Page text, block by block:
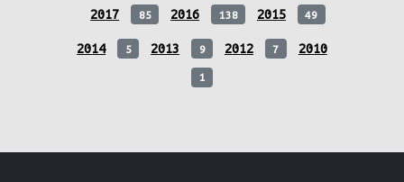
2017 85 2016 138 2015 49
2014 5 2013 9 2012 7 2010
1